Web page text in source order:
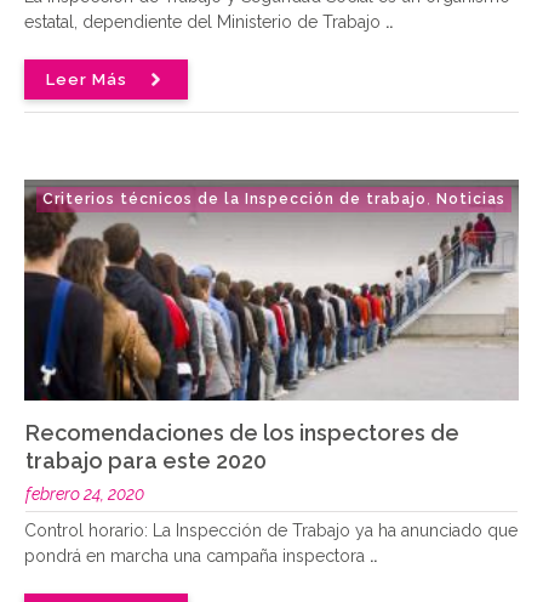
estatal, dependiente del Ministerio de Trabajo ..
Leer Más
Criterios técnicos de la Inspección de trabajo , Noticias
Recomendaciones de los inspectores de
trabajo para este 2020
febrero 24, 2020
Control horario: La Inspección de Trabajo ya ha anunciado que
pondrá en marcha una campaña inspectora ..